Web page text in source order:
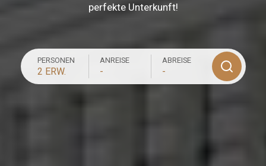
perfekte Unterkunft!
PERSONEN
2 ERW.
ANREISE
-
ABREISE
-